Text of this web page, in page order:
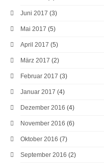
Juni 2017 (3)
Mai 2017 (5)
April 2017 (5)
März 2017 (2)
Februar 2017 (3)
Januar 2017 (4)
Dezember 2016 (4)
November 2016 (6)
Oktober 2016 (7)
September 2016 (2)